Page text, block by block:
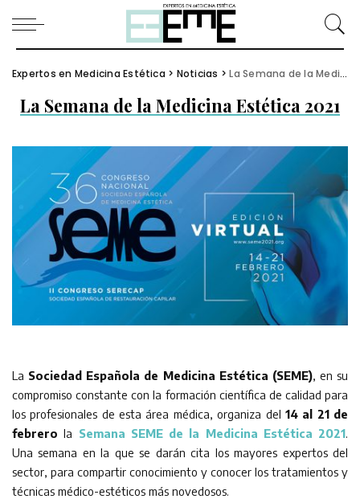
Expertos en Medicina Estética > Noticias >La Semana de la Medicina Estética 2021
La Semana de la Medicina Estética 2021
La Sociedad Española de Medicina Estética (SEME), en su
compromiso constante con la formación científica de calidad para
los profesionales de esta área médica, organiza del 14 al 21 de
febrero la Semana SEME de la Medicina Estética 2021.
Una semana en la que se darán cita los mayores expertos del
sector, para compartir conocimiento y conocer los tratamientos y
técnicas médico-estéticos más novedosos.